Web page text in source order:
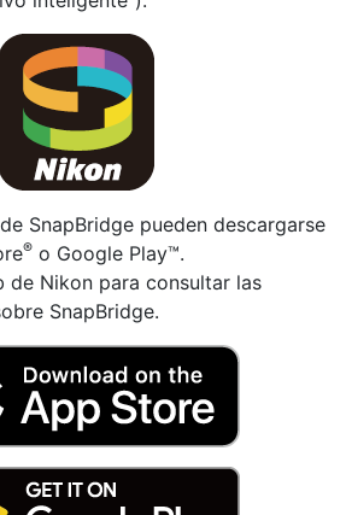
SnapBridge pueden descargarse
® o Google Play™.
de Nikon para consultar las
SnapBridge.